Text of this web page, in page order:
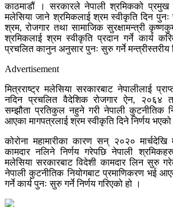
काठमाडौं । सरकारले नेपाली श्रमिकको
मलेसिया जाने श्रमिकलाई श्रम स्वीकृति दिन पुनः
श्रम, रोजगार तथा सामाजिक सुरक्षामन्त्री
श्रमिकलाई श्रम स्वीकृति प्रदान गर्ने कार्य
प्रचलित कानुन अनुसार पुनः सुरु गर्ने मन्त्रीस्तरीय
Advertisement
मित्रराष्ट्र मलेसिया सरकारबाट नेपालीलाई
नदिन प्रचलित वैदेशिक रोजगार ऐन, २०६४
सम्झौता प्रतिकुल नहुने गरी नेपाली कुटनीतिक
आएका मागपत्रलाई श्रम स्वीकृति दिने निर्णय
कोरोना महामारीका कारण सन् २०२०
कामदार नलिने निर्णय गरेपछि नेपाली
मलेसिया सरकारबाट विदेशी कामदार लिन सुरु
नेपाली कुटनीतिक नियोगबाट प्रमाणिकरण भई
गर्ने कार्य पुनः सुरु गर्ने निर्णय गरिएको हो ।